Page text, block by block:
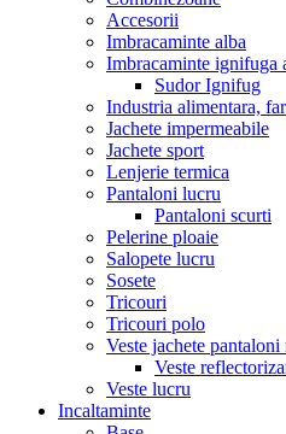
Accesorii
Imbracaminte alba
Imbracaminte ignifuga
Sudor Ignifug
Industria alimentara,
Jachete impermeabile
Jachete sport
Lenjerie termica
Pantaloni lucru
Pantaloni scurti
Pelerine ploaie
Salopete lucru
Sosete
Tricouri
Tricouri polo
Veste jachete
Veste
Veste lucru
Incaltaminte